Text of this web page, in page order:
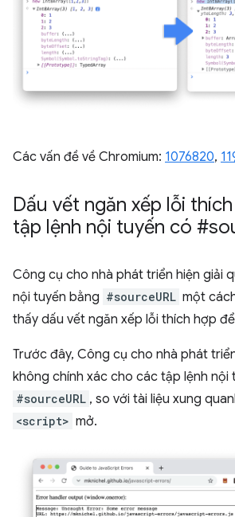
Các vấn đề về Chromium: 1076820, ​​
Dấu vết ngăn xếp lỗi
tập lệnh nội tuyến có
Công cụ cho nhà phát triển hiện giải
nội tuyến bằng #sourceURL một
thấy dấu vết ngăn xếp lỗi thích hợp
Trước đây, Công cụ cho nhà phát
không chính xác cho các tập lệnh nội
#sourceURL , so với tài liệu xung
<script> mở.